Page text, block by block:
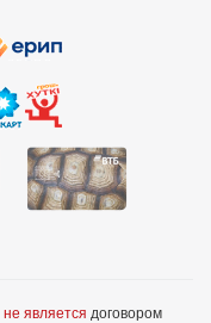
не является договором